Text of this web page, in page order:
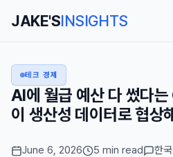
JAKE'SINSIGHTS
테크 경제
AI에 월급 예산 다 썼다
이 생산성 데이터로 협상
June 6, 2026 5 min read 한